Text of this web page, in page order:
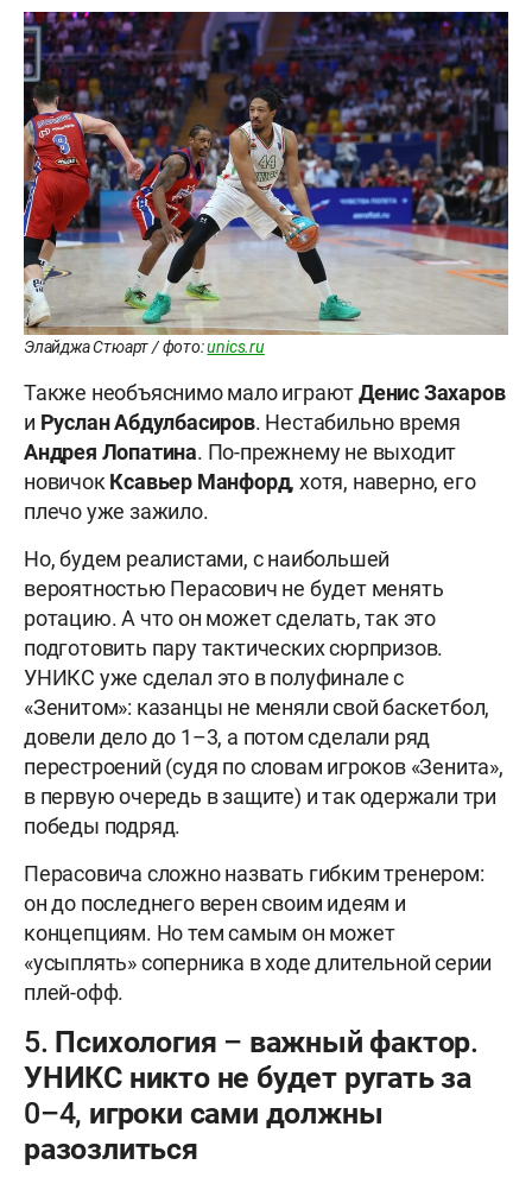
Элайджа Стюарт / фото:unics.ru
Также необъяснимо мало играютДенис Захаров
и Руслан Абдулбасиров. Нестабильно время
Андрея Лопатина. По-прежнему не выходит
новичок Ксавьер Манфорд, хотя, наверно, его
плечо уже зажило.
Но, будем реалистами, с наибольшей
вероятностью Перасович не будет менять
ротацию. А что он может сделать, так это
подготовить пару тактических сюрпризов.
УНИКС уже сделал это в полуфинале с
«Зенитом»: казанцы не меняли свой баскетбол,
довели дело до 1–3, а потом сделали ряд
перестроений (судя по словам игроков «Зенита»,
в первую очередь в защите) и так одержали три
победы подряд.
Перасовича сложно назвать гибким тренером:
он до последнего верен своим идеям и
концепциям. Но тем самым он может
«усыплять» соперника в ходе длительной серии
плей-офф.
5. Психология – важный фактор.
УНИКС никто не будет ругать за
0–4, игроки сами должны
разозлиться